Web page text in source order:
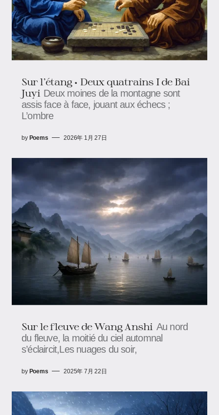
Sur l’étang • Deux quatrains I de Bai
Juyi Deux moines de la montagne sont
assis face à face, jouant aux échecs ;
L’ombre
by Poems 2026年 1月 27日
Sur le fleuve​​ ​​de Wang Anshi Au nord
du fleuve, la moitié du ciel automnal
s’éclaircit,Les nuages du soir,
by Poems 2025年 7月 22日